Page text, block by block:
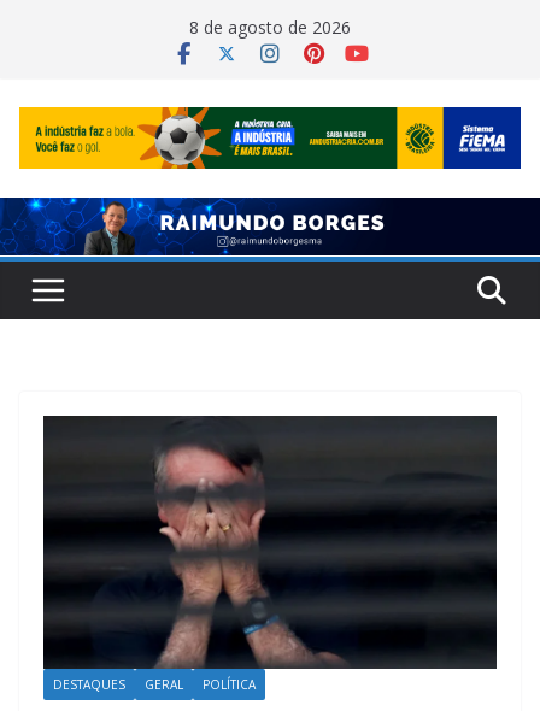
8 de agosto de 2026
DESTAQUES GERAL POLÍTICA